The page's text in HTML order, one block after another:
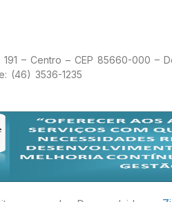
– Centro – CEP 85660-000 –
(46) 3536-1235